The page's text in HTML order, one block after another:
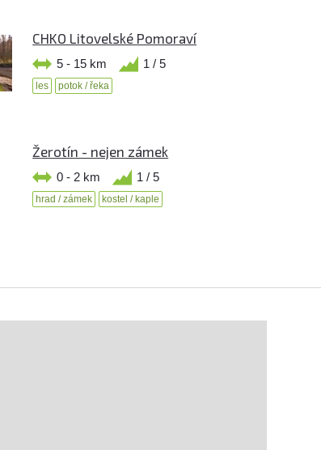
CHKO Litovelské Pomoraví
5 - 15 km 1 / 5
les potok / řeka
Žerotín - nejen zámek
0 - 2 km 1 / 5
hrad / zámek kostel / kaple